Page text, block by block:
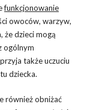
funkcjonowanie
owoców, warzyw,
że dzieci mogą
ogólnym
także uczuciu
dziecka.
również obniżać